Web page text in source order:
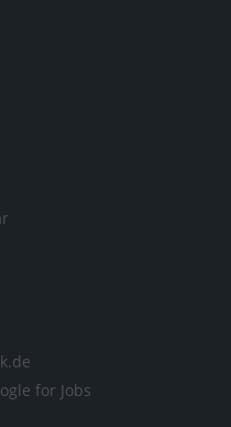
for Jobs